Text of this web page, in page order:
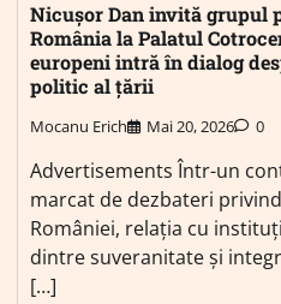
Nicușor Dan invită grupul
România la Palatul
europeni intră în dialog
politic al țării
Mocanu Erich Mai 20, 2026 0
Advertisements Într-un
marcat de dezbateri
României, relația cu
dintre suveranitate și
[…]